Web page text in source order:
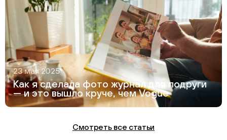
23 мая 2025
Как я сделала фото журнал для подруги
— и это вышло круче, чем Vogue
Смотреть все статьи